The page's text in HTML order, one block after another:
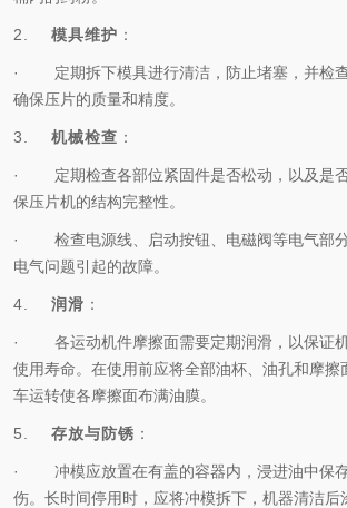
2. 模具维护 ：
·
定期拆下模具进行清洁，防止堵塞，并检
确保压片的质量和精度。
3. 机械检查 ：
·
定期检查各部位紧固件是否松动，以及是
保压片机的结构完整性。
·
检查电源线、启动按钮、电磁阀等电气部
电气问题引起的故障。
4. 润滑 ：
·
各运动机件摩擦面需要定期润滑，以保证
使用寿命。在使用前应将全部油杯、油孔和摩擦
车运转使各摩擦面布满油膜。
5. 存放与防锈 ：
·
冲模应放置在有盖的容器内，浸进油中保
伤。长时间停用时，应将冲模拆下，机器清洁后